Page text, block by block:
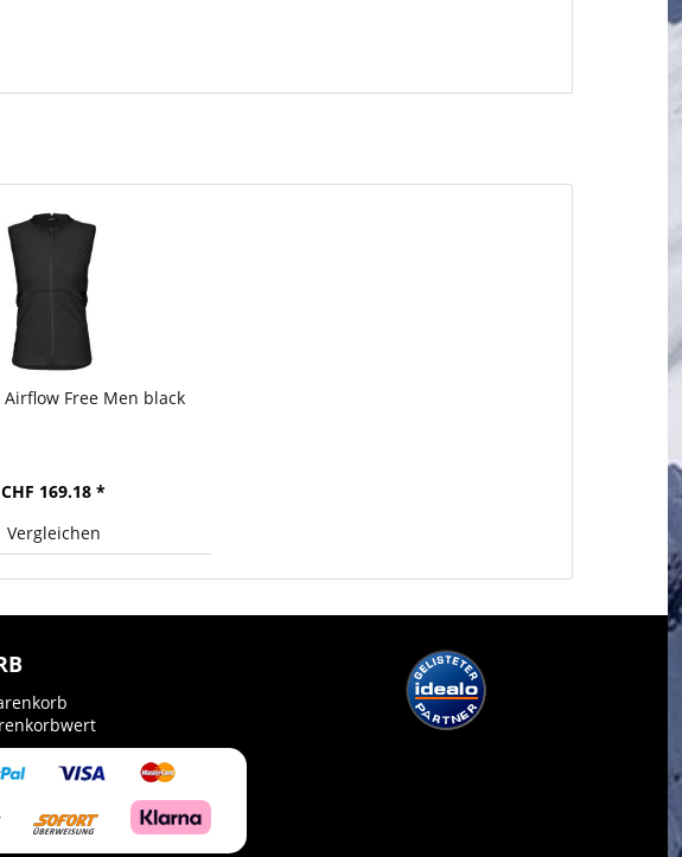
Airflow Free Men black
CHF 169.18 *
Vergleichen